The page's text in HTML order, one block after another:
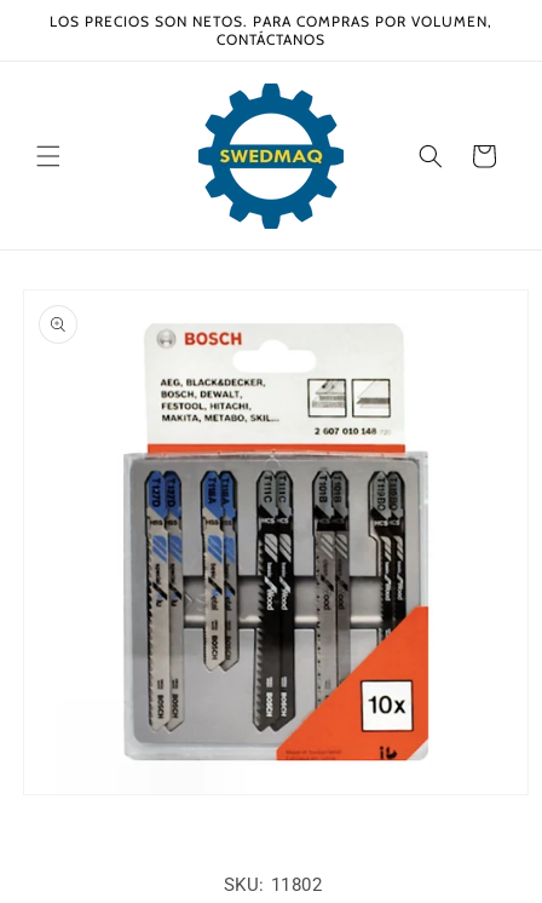
directamente
LOS PRECIOS SON NETOS. PARA COMPRAS POR VOLUMEN,
CONTÁCTANOS
Carrito
a la
información
SKU: 11802